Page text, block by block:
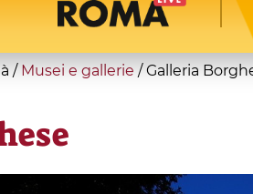
/ Musei e gallerie /Galleria